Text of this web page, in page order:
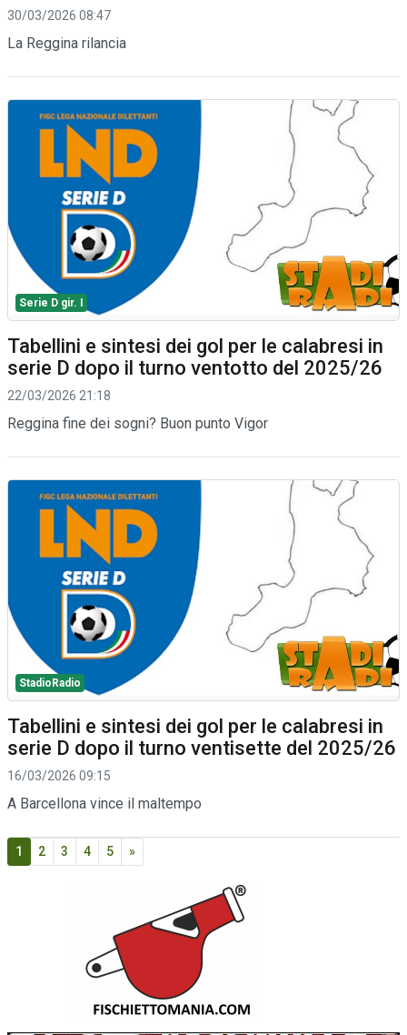
30/03/2026 08:47
La Reggina rilancia
Serie D gir. I
Tabellini e sintesi dei gol per le calabresi in
serie D dopo il turno ventotto del 2025/26
22/03/2026 21:18
Reggina fine dei sogni? Buon punto Vigor
StadioRadio
Tabellini e sintesi dei gol per le calabresi in
serie D dopo il turno ventisette del 2025/26
16/03/2026 09:15
A Barcellona vince il maltempo
1 2 3 4 5 »